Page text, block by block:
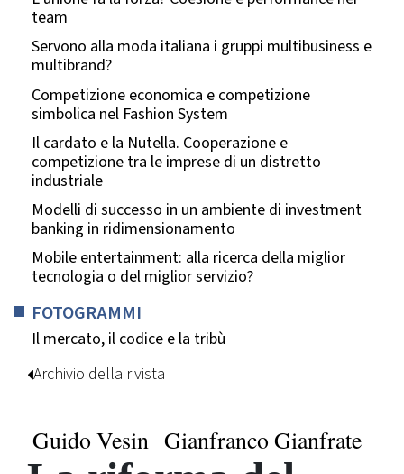
team
Servono alla moda italiana i gruppi multibusiness e
multibrand?
Competizione economica e competizione
simbolica nel Fashion System
Il cardato e la Nutella. Cooperazione e
competizione tra le imprese di un distretto
industriale
Modelli di successo in un ambiente di investment
banking in ridimensionamento
Mobile entertainment: alla ricerca della miglior
tecnologia o del miglior servizio?
FOTOGRAMMI
Il mercato, il codice e la tribù
Archivio della rivista
Guido Vesin Gianfranco Gianfrate